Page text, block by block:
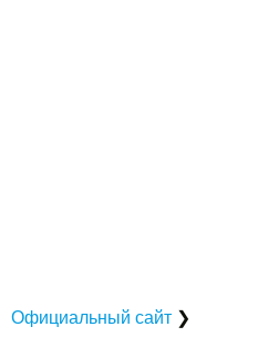
Официальный сайт ❯